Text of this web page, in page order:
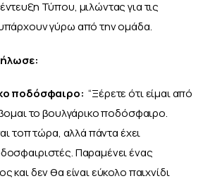
Τύπου, μιλώντας για τις
γύρω από την ομάδα.
ποδόσφαιρο: “Ξέρετε ότι είμαι από
το βουλγάρικο ποδόσφαιρο.
τοπ τώρα, αλλά πάντα έχει
Παραμένει ένας
και δεν θα είναι εύκολο παιχνίδι